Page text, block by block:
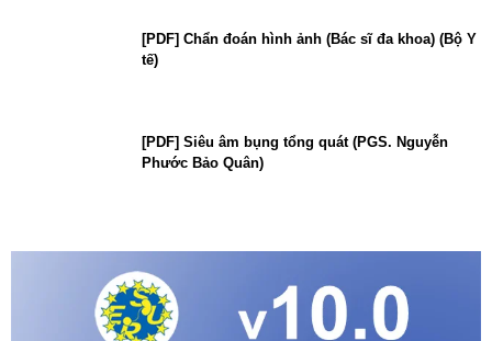
[PDF] Chẩn đoán hình ảnh (Bác sĩ đa khoa) (Bộ Y
tế)
[PDF] Siêu âm bụng tổng quát (PGS. Nguyễn
Phước Bảo Quân)